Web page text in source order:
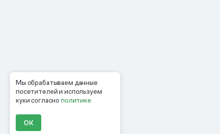
Мы обрабатываем данные
посетителей и используем
куки согласнополитике
ОК